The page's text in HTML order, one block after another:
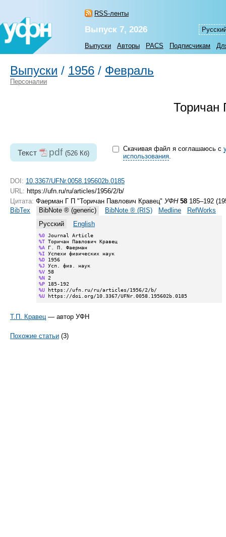
RSS-ленты
Выпуск 7, 2026
Выпуски Авторы PACS Подписчикам
Выпуски / 1956 / Февраль
Персоналии
Торичан
Текст pdf (526 Кб)
Скачивая файл я соглашаюсь с
использования.
DOI: 10.3367/UFNr.0058.195602b.0185
URL: https://ufn.ru/ru/articles/1956/2/b/
Цитата: Фаерман Г П "Торичан Павлович Кравец" УФН 58 185–192
BibTex
BibNote ® (generic) BibNote ® (RIS) Medline
RefWorks
Русский
English
%0
%T
%A
%I
%D
%J
%V
%N
%P
%U
%U https://doi.org/10.3367/UFNr.0058.195602b.0185
Т.П. Кравец — автор УФН
Похожие статьи (3)